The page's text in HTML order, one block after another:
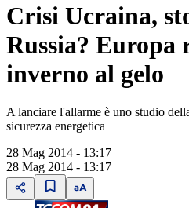
Crisi Ucraina,
Russia? Europa
inverno al gelo
A lanciare l'allarme è uno studio
sicurezza energetica
28 Mag 2014 - 13:17
28 Mag 2014 - 13:17